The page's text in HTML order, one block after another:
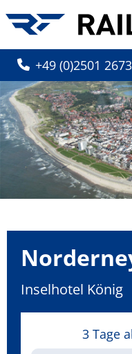
+49 (0)2501
Inselhotel König
3 Tage